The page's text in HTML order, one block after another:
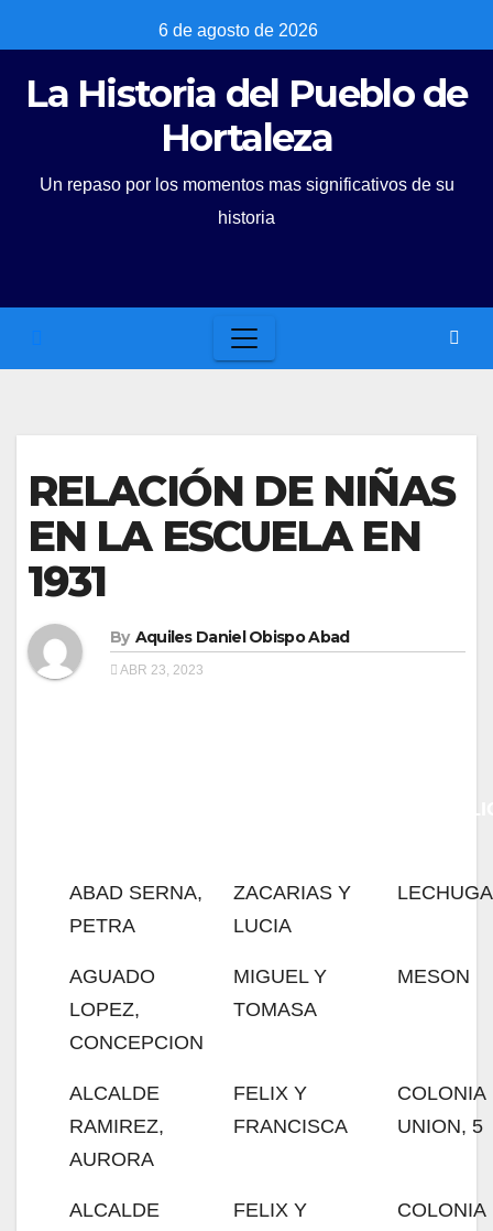
to
content
6 de agosto de 2026
La Historia del Pueblo de
Hortaleza
Un repaso por los momentos mas significativos de su
historia
RELACIÓN DE NIÑAS
EN LA ESCUELA EN
1931
By Aquiles Daniel Obispo Abad
ABR 23, 2023
ABAD SERNA,
PETRA
ZACARIAS Y
LUCIA
AGUADO
LOPEZ,
CONCEPCION
MIGUEL Y
TOMASA
MESON
ALCALDE
RAMIREZ,
AURORA
FELIX Y
FRANCISCA
COLONIA
UNION, 5
ALCALDE
FELIX Y
COLONIA